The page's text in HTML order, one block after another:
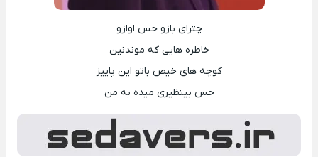
چترای بازو حس اوازو
خاطره هایی که موندنین
کوچه های خیص باتو این پاییز
حس بینظیری میده به من